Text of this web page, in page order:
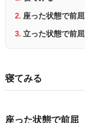
座った状態で前屈
立った状態で前屈
寝てみる
座った状態で前屈